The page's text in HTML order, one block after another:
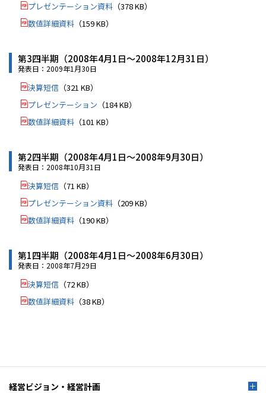
技術開発
IR情報
プレスリリース
ソーシャルメディア一覧
プレゼンテーション資料 （378 KB）
数値詳細資料 （159 KB）
第3四半期（2008年4月1日～2008年12月31日）
発表日：2009年1月30日
決算短信 （321 KB）
プレゼンテーション （184 KB）
数値詳細資料 （101 KB）
第2四半期（2008年4月1日～2008年9月30日）
発表日：2008年10月31日
決算短信 （71 KB）
プレゼンテーション資料 （209 KB）
数値詳細資料 （190 KB）
第1四半期（2008年4月1日～2008年6月30日）
発表日：2008年7月29日
決算短信 （72 KB）
数値詳細資料 （38 KB）
経営ビジョン・経営計画